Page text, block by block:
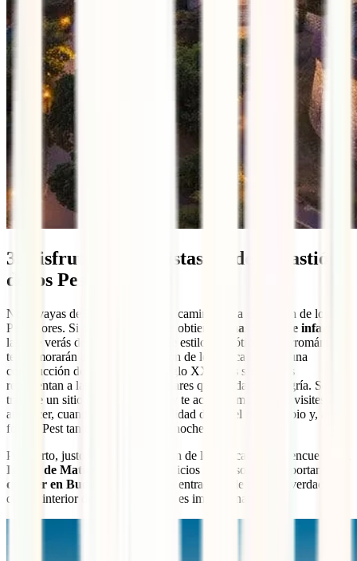
3. Disfrutar de las vistas desde el Bastión
de los Pescadores
No te vayas de Buda tan rápido y camina hacia el Bastión de los
Pescadores. Si desde el castillo se obtienen
unas vistas de infarto
las que verás desde esta terraza de estilo neogótico y neorrománico
te enamorarán aún más. El Bastión de los Pescadores es una
construcción de comienzos del siglo XX y sus siete torres
representan a las siete tribus magiares que fundaron Hungría. Se
trata de un sitio
y te aconsejamos que lo visites al
atardecer, cuando tienes la posibilidad de ver el río Danubio y, al
fondo, Pest tanto de día como de noche.
Por cierto, justo al lado del Bastión de los Pescadores se encuentra la
Iglesia de Matías
, uno de los edificios religiosos más importantes
que ver en Budapest
. Aunque la entrada es de pago, la verdad es
que su interior de estilo neogótico es impresionante.